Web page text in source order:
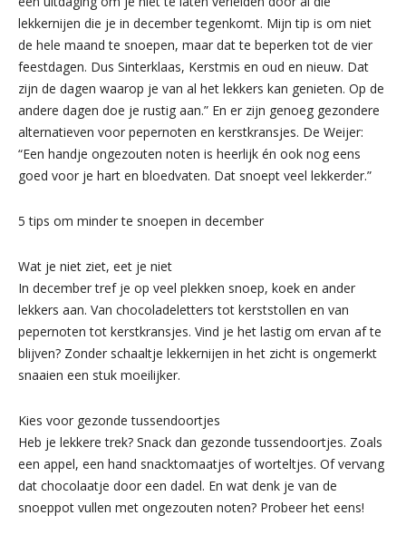
lekkernijen die je in december tegenkomt. Mijn tip is om niet
de hele maand te snoepen, maar dat te beperken tot de vier
feestdagen. Dus Sinterklaas, Kerstmis en oud en nieuw. Dat
zijn de dagen waarop je van al het lekkers kan genieten. Op de
andere dagen doe je rustig aan.” En er zijn genoeg gezondere
alternatieven voor pepernoten en kerstkransjes. De Weijer:
“Een handje ongezouten noten is heerlijk én ook nog eens
goed voor je hart en bloedvaten. Dat snoept veel lekkerder.”
5 tips om minder te snoepen in december
Wat je niet ziet, eet je niet
In december tref je op veel plekken snoep, koek en ander
lekkers aan. Van chocoladeletters tot kerststollen en van
pepernoten tot kerstkransjes. Vind je het lastig om ervan af te
blijven? Zonder schaaltje lekkernijen in het zicht is ongemerkt
snaaien een stuk moeilijker.
Kies voor gezonde tussendoortjes
Heb je lekkere trek? Snack dan gezonde tussendoortjes. Zoals
een appel, een hand snacktomaatjes of worteltjes. Of vervang
dat chocolaatje door een dadel. En wat denk je van de
snoeppot vullen met ongezouten noten? Probeer het eens!